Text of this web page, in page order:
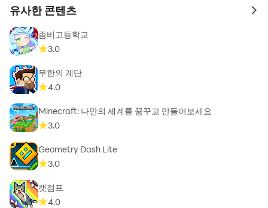
유사한 콘텐츠 to
좀비고등학교
3.0
무한의 계단
4.0
Minecraft: 나만의 세계를 꿈꾸고 만들어보세요
3.0
Geometry Dash Lite
3.0
캣점프
4.0